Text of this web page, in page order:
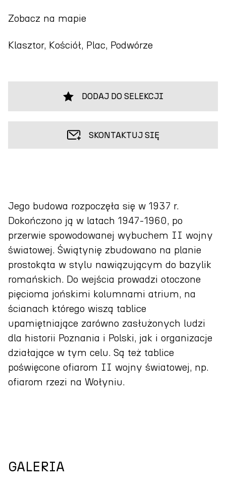
Zobacz na mapie
Klasztor, Kościół, Plac, Podwórze
DODAJ DO SELEKCJI
SKONTAKTUJ SIĘ
Jego budowa rozpoczęła się w 1937 r.
Dokończono ją w latach 1947‑1960, po
przerwie spowodowanej wybuchem II wojny
światowej. Świątynię zbudowano na planie
prostokąta w stylu nawiązującym do bazylik
romańskich. Do wejścia prowadzi otoczone
pięcioma jońskimi kolumnami atrium, na
ścianach którego wiszą tablice
upamiętniające zarówno zasłużonych ludzi
dla historii Poznania i Polski, jak i organizacje
działające w tym celu. Są też tablice
poświęcone ofiarom II wojny światowej, np.
ofiarom rzezi na Wołyniu.
GALERIA